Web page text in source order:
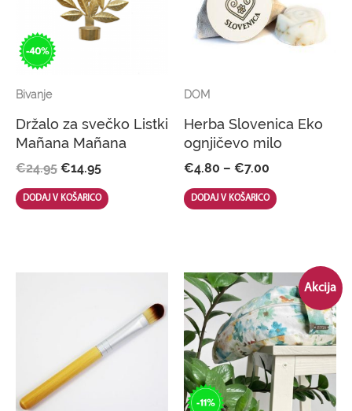
Bivanje
Držalo za svečko Listki
Mañana Mañana
€24.95 €14.95
DODAJ V KOŠARICO
DOM
Herba Slovenica Eko
ognjičevo milo
€4.80 – €7.00
DODAJ V KOŠARICO
multiple
variants.
may
chosen
product
page
Akcija
Original
price
was:
€44.90.
Current
price
is:
€39.90.
This
product
has
multiple
variants.